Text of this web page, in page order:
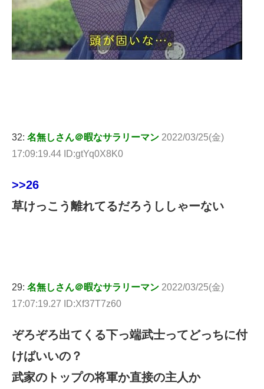
32: 名無しさん＠暇なサラリーマン 2022/03/25(金)
17:09:19.44 ID:gtYq0X8K0
>>26
草けっこう離れてるだろうししゃーない
29: 名無しさん＠暇なサラリーマン 2022/03/25(金)
17:07:19.27 ID:Xf37T7z60
ぞろぞろ出てくる下っ端武士ってどっちに付
けばいいの？
武家のトップの将軍か直接の主人か